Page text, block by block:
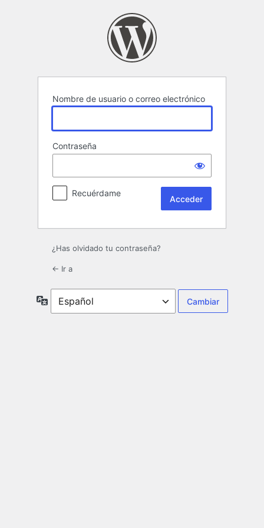
Nombre de usuario o correo electrónico
Contraseña
Recuérdame
¿Has olvidado tu contraseña?
← Ir a
Idioma